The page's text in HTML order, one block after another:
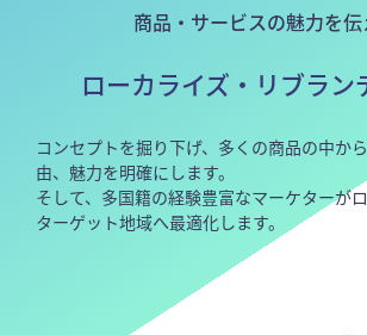
商品・サービスの魅力を伝
ローカライズ・リブラン
コンセプトを掘り下げ、多くの商品の中か
由、魅力を明確にします。
そして、多国籍の経験豊富なマーケターが
ターゲット地域へ最適化します。